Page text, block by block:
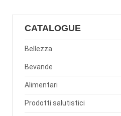
CATALOGUE
Bellezza
Bevande
Alimentari
Prodotti salutistici